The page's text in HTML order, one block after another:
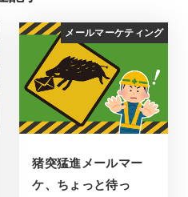
メールマーケティング
猪突猛進メールマー
ケ、ちょっと待っ